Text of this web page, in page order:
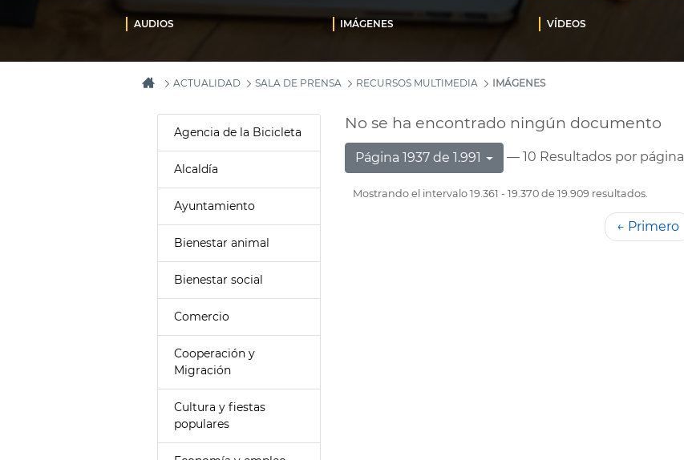
AUDIOS IMÁGENES VÍDEOS
ACTUALIDAD SALA DE PRENSA RECURSOS MULTIMEDIA IMÁGENES
Agencia de la Bicicleta
Alcaldía
Ayuntamiento
Bienestar animal
Bienestar social
Comercio
Cooperación y
Migración
Cultura y fiestas
populares
No se ha encontrado ningún documento
Página 1937 de 1.991 — 10 Resultados por página
Mostrando el intervalo 19.361 - 19.370 de 19.909 resultados.
← Primero